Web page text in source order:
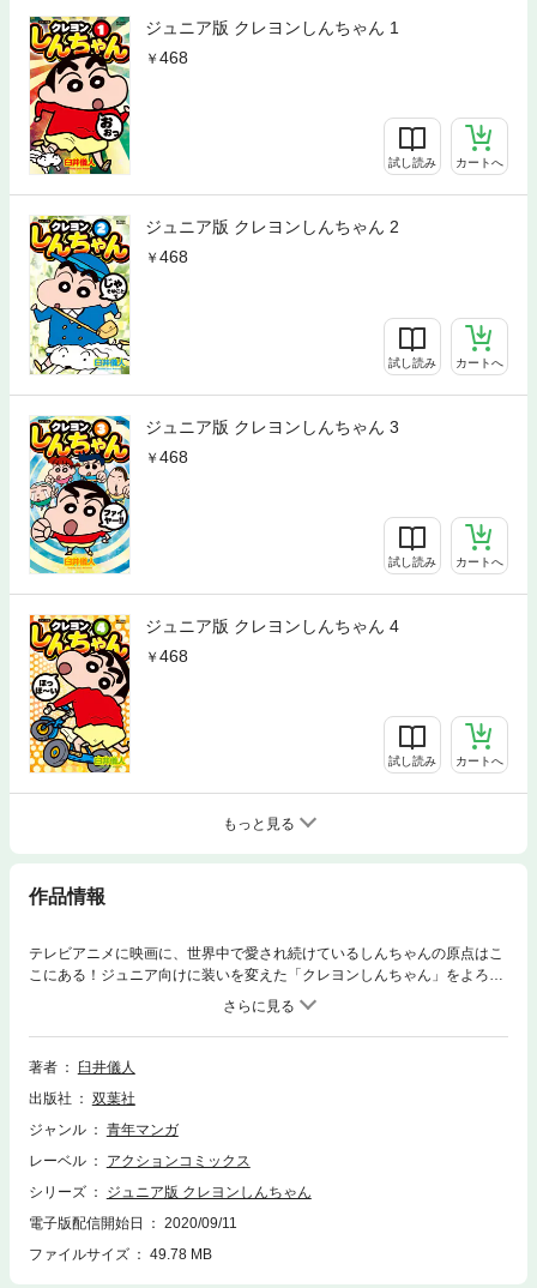
ジュニア版 クレヨンしんちゃん 1
468
試し読み カートへ
ジュニア版 クレヨンしんちゃん 2
468
試し読み カートへ
ジュニア版 クレヨンしんちゃん 3
468
試し読み カートへ
ジュニア版 クレヨンしんちゃん 4
468
試し読み カートへ
もっと見る
作品情報
テレビアニメに映画に、世界中で愛され続けているしんちゃんの原点はこ
こにある！ジュニア向けに装いを変えた「クレヨンしんちゃん」をよろし
くね！※こちらのコンテンツは「クレヨンしんちゃん」をご家族で楽しめ
るように再編集したものです。
著者
臼井儀人
出版社
双葉社
ジャンル
青年マンガ
レーベル
アクションコミックス
シリーズ
ジュニア版 クレヨンしんちゃん
電子版配信開始日
2020/09/11
ファイルサイズ
49.78 MB